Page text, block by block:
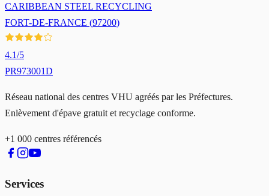
CARIBBEAN STEEL RECYCLING
FORT-DE-FRANCE (97200)
4.1/5
PR973001D
Réseau national des centres VHU agréés par les Préfectures.
Enlèvement d'épave gratuit et recyclage conforme.
+1 000 centres référencés
Services